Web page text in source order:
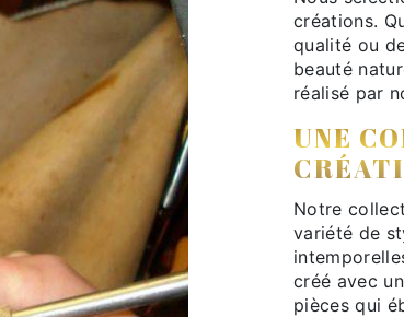
créations.
qualité ou
beauté
réalisé par
UNE
Notre
variété de
créé avec
pièces qui